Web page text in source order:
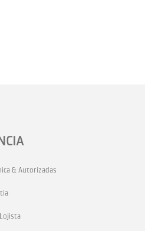
& Autorizadas